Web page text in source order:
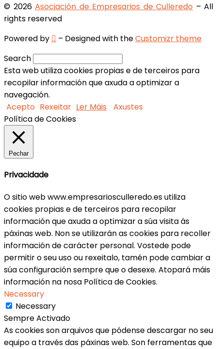
© 2026 Asociación de Empresarios de Culleredo – All
rights reserved
Powered by
– Designed with theCustomizr theme
Search
Esta web utiliza cookies propias e de terceiros para
recopilar información que axuda a optimizar a
navegación.
Acepto Rexeitar Ler Máis
Axustes
Política de Cookies
Pechar
Privacidade
O sitio web www.empresariosculleredo.es utiliza
cookies propias e de terceiros para recopilar
información que axuda a optimizar a súa visita ás
páxinas web. Non se utilizarán as cookies para recoller
información de carácter personal. Vostede pode
permitir o seu uso ou rexeitalo, tamén pode cambiar a
súa configuración sempre que o desexe. Atopará máis
información na nosa Política de Cookies.
Necessary
Necessary
Sempre Activado
As cookies son arquivos que pódense descargar no seu
equipo a través das páxinas web. Son ferramentas que